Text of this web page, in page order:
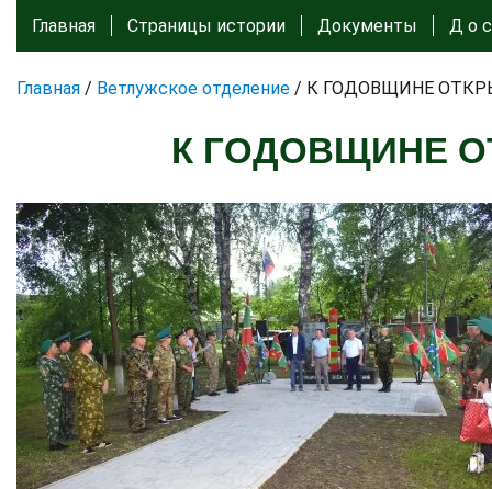
Главная Страницы истории Документы Д о с
Главная / Ветлужское отделение / К ГОДОВЩИНЕ
К ГОДОВЩИНЕ